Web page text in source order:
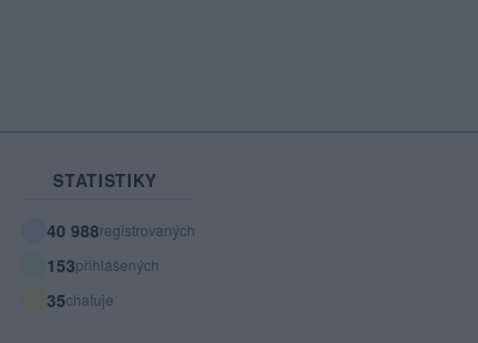
STATISTIKY
40 988registrovaných
153přihlášených
35chatuje